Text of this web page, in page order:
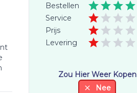
Bestellen
Service
Prijs
Levering
Zou Hier Weer Kopen
Nee